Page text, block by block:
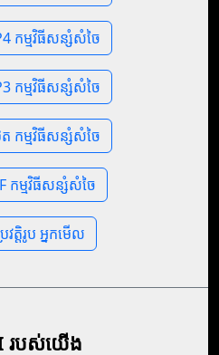
កម្មវិធីសន្សំសំចៃ
កម្មវិធីសន្សំសំចៃ
កម្មវិធីសន្សំសំចៃ
កម្មវិធីសន្សំសំចៃ
ត្តិរូប អ្នកមើល
របស់យើង